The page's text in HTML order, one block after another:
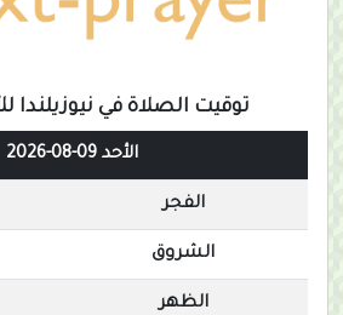
توقيت الصلاة في نيوزيلندا
الأحد 09-08-2026
الفجر
الشروق
الظهر